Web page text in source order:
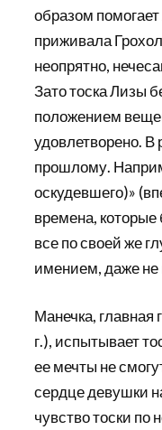
образом
приживала
неопрятно,
Зато тоска Лизы
положением
удовлетворено. В
прошлому.
оскудевшего)»
времена, которые
все по своей же
имением, даже
Манечка, главная
г.), испытывает
ее мечты не
сердце девушки
чувство тоски